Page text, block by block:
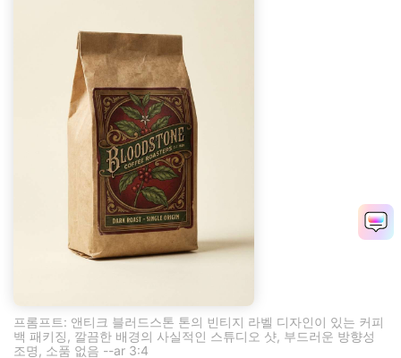
프롬프트: 앤티크 블러드스톤 톤의 빈티지 라벨 디자인이 있는 커피
백 패키징, 깔끔한 배경의 사실적인 스튜디오 샷, 부드러운 방향성
조명, 소품 없음 --ar 3:4